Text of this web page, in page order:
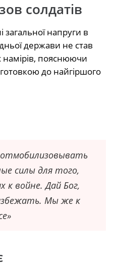
солдатів
загальної напруги в
держави не став
пояснюючи
до найгіршого
силы для того,
войне. Дай Бог,
Мы же к